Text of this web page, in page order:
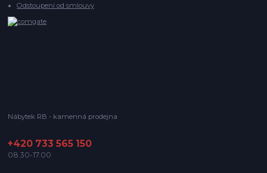
Odstoupení od smlouvy
Nábytek RB - kamenná prodejna
+420 733 565 150
08.30-17.00